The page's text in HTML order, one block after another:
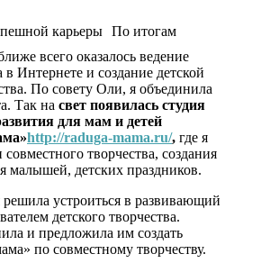
По итогам
всего оказалось ведение
в Интернете и создание детской
По совету Оли, я объединила
Так на свет появилась студия
для мам и детей
http://raduga-mama.ru/, где я
творчества, создания
малышей, детских праздников.
решила устроиться в развивающий
детского творчества.
и предложила им создать
по совместному творчеству.